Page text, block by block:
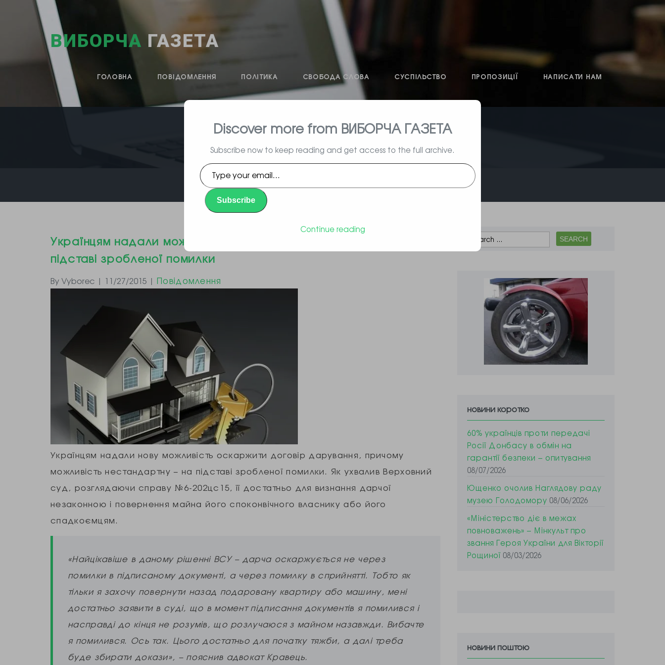
ВИБОРЧА ГАЗЕТА
ГОЛОВНА ПОВІДОМЛЕННЯ ПОЛІТИКА СВОБОДА СЛОВА СУСПІЛЬСТВО ПРОПОЗИЦІЇ НАПИСАТИ НАМ
влада, вибори, народ
Українцям надали можливість оскаржити договір дарування на
підставі зробленої помилки
By Vyborec | 11/27/2015 | Повідомлення
Українцям надали нову можливість оскаржити договір дарування, причому
можливість нестандартну – на підставі зробленої помилки. Як ухвалив Верховний
суд, розглядаючи справу №6-202цс15, її достатньо для визнання дарчої
незаконною і повернення майна його споконвічного власнику або його
спадкоємцям.
«Найцікавіше в даному рішенні ВСУ – дарча оскаржується не через
помилки в підписаному документі, а через помилку в сприйнятті. Тобто як
тільки я захочу повернути назад подаровану квартиру або машину, мені
достатньо заявити в суді, що в момент підписання документів я помилився і
насправді до кінця не розумів, що розлучаюся з майном назавжди. Вибачте
я помилився. Ось так. Цього достатньо для початку тяжби, а далі треба
буде збирати докази», – пояснив адвокат Кравець.
новини коротко
60% українців проти передачі
Росії Донбасу в обмін на
гарантії безпеки – опитування
08/07/2026
Ющенко очолив Наглядову раду
музею Голодомору 08/06/2026
«Міністерство діє в межах
повноважень» – Мінкульт про
звання Героя України для Вікторії
Рощиної 08/03/2026
новини поштою
Discover more from ВИБОРЧА ГАЗЕТА
Subscribe now to keep reading and get access to the full archive.
Type
your
email…
Subscribe
Continue reading